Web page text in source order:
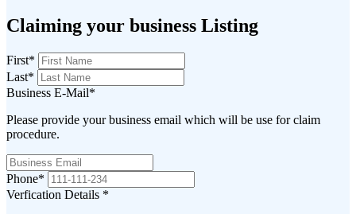
Claiming your business Listing
First*
Last*
Business E-Mail*
Please provide your business email which will be use for claim
procedure.
Phone*
Verfication Details *